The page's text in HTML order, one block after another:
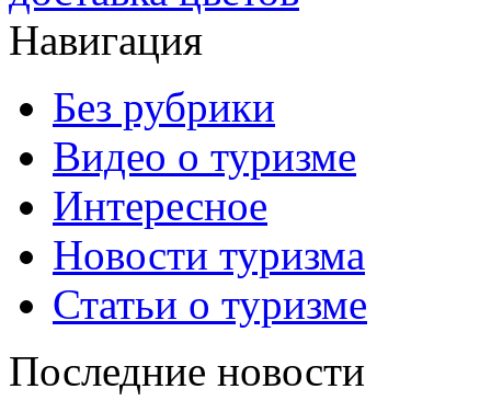
Навигация
Без рубрики
Видео о туризме
Интересное
Новости туризма
Статьи о туризме
Последние новости